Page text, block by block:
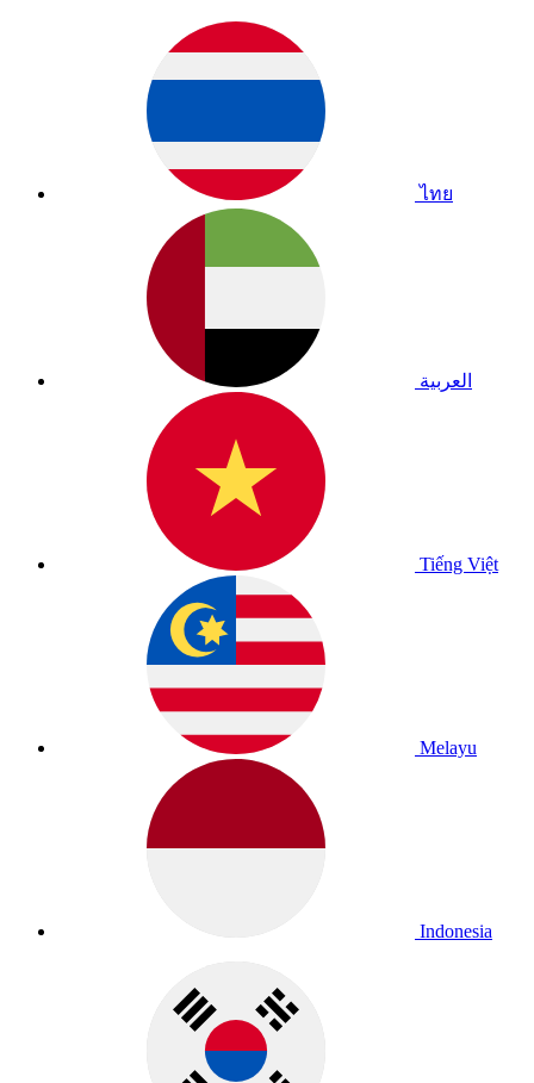
ไทย
العربية
Tiếng Việt
Melayu
Indonesia